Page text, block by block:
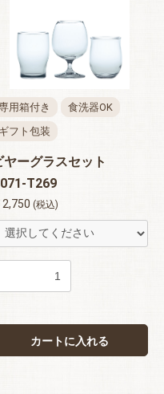
用箱付き
食洗器OK
ギフト包装
ヤーグラスセット
T269
2,750 (税込)
カートに入れる
カートへ進む